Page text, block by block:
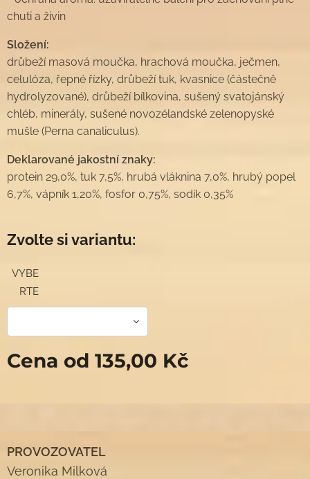
chuti a živin
Složení:
drůbeží masová moučka, hrachová moučka, ječmen,
celulóza, řepné řízky, drůbeží tuk, kvasnice (částečně
hydrolyzované), drůbeží bílkovina, sušený svatojánský
chléb, minerály, sušené novozélandské zelenopyské
mušle (Perna canaliculus).
Deklarované jakostní znaky:
protein 29,0%, tuk 7,5%, hrubá vláknina 7,0%, hrubý popel
6,7%, vápník 1,20%, fosfor 0,75%, sodík 0,35%
Zvolte si variantu:
VYBE
RTE
Cena od 135,00 Kč
PROVOZOVATEL
Veronika Milková